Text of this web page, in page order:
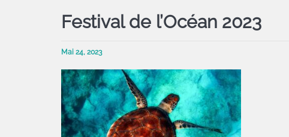
Festival de l’Océan 2023
Mai 24, 2023